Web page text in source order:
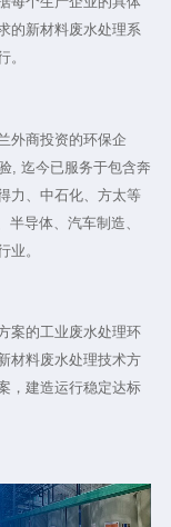
的新材料废水处理系
。
外商投资的环保企
, 迄今已服务于包含奔
力、中石化、方太等
导体、汽车制造、
业。
案的工业废水处理环
材料废水处理技术方
，建造运行稳定达标